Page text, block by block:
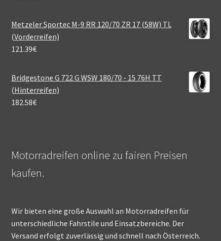
Metzeler Sportec M-9 RR 120/70 ZR 17 (58W) TL
(Vorderreifen)
121.39€
Bridgestone G 722 G WSW 180/70 - 15 76H TT
(Hinterreifen)
182.58€
Motorradreifen online zu fairen Preisen
kaufen.
Wir bieten eine große Auswahl an Motorradreifen für
unterschiedliche Fahrstile und Einsatzbereiche. Der
Versand erfolgt zuverlässig und schnell nach Österreich.